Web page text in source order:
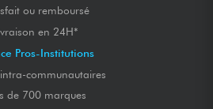
ou remboursé
en 24H*
Pros-Institutions
communautaires
de 700 marques